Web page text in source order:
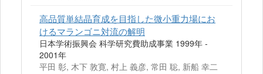
高品質単結晶育成を目指した微小重力場にお
けるマランゴニ対流の解明
日本学術振興会 科学研究費助成事業 1999年 -
2001年
平田 彰, 木下 敦寛, 村上 義彦, 常田 聡, 新船 幸二